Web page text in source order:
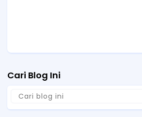
Cari Blog Ini